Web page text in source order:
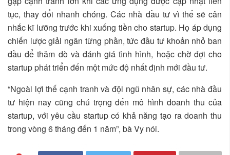
tục, thay đổi nhanh chóng. Các nhà đầu tư vì thế sẽ cân
nhắc kĩ lưỡng trước khi xuống tiền cho startup. Họ áp dụng
chiến lược giải ngân từng phần, tức đầu tư khoản nhỏ ban
đầu để thăm dò và đánh giá tình hình, hoặc chờ đợi cho
startup phát triển đến một mức độ nhất định mới đầu tư.
“Ngoài lợi thế cạnh tranh và đội ngũ nhân sự, các nhà đầu
tư hiện nay cũng chú trọng đến mô hình doanh thu của
startup, với yêu cầu startup có khả năng tạo ra doanh thu
trong vòng 6 tháng đến 1 năm”, bà Vy nói.